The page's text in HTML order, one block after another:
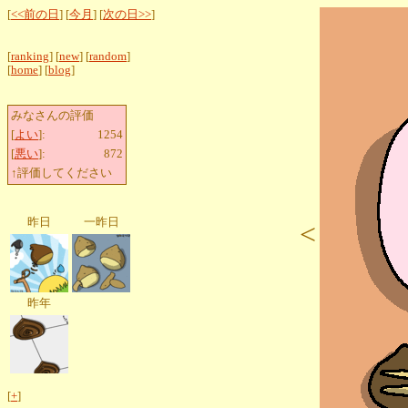
[<<前の日 ] [今月 ] [次の日>>]
[ranking] [new] [random]
[home] [blog]
みなさんの評価
[よい]:
1254
[悪い]:
872
↑評価してください
昨日 一昨日
昨年
[+]
<